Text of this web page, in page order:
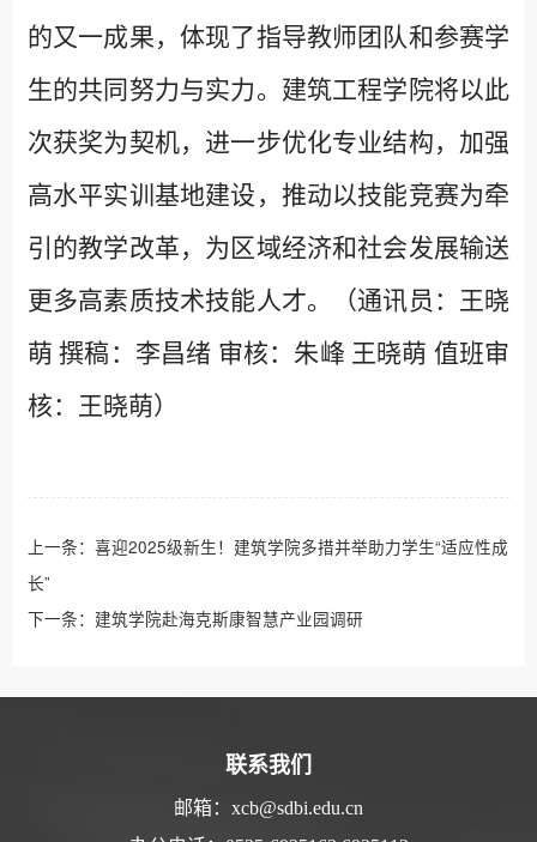
的又一成果，体现了指导教师团队和参赛学
生的共同努力与实力。建筑工程学院将以此
次获奖为契机，进一步优化专业结构，加强
高水平实训基地建设，推动以技能竞赛为牵
引的教学改革，为区域经济和社会发展输送
更多高素质技术技能人才。（通讯员：王晓
萌 撰稿：李昌绪 审核：朱峰 王晓萌 值班审
核：王晓萌）
上一条： 喜迎2025级新生！建筑学院多措并举助力学生“适应性成
长”
下一条： 建筑学院赴海克斯康智慧产业园调研
联系我们
邮箱：xcb@sdbi.edu.cn